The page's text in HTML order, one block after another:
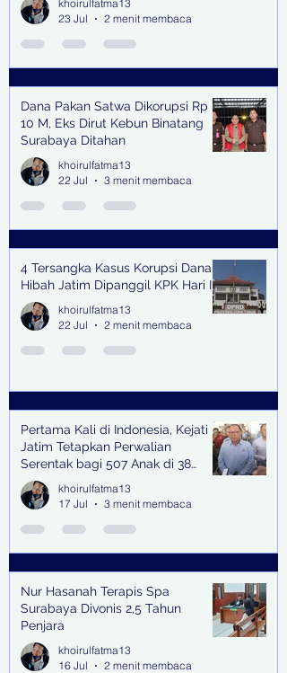
khoirulfatma13
23 Jul
2 menit membaca
Dana Pakan Satwa Dikorupsi Rp
10 M, Eks Dirut Kebun Binatang
Surabaya Ditahan
khoirulfatma13
22 Jul
3 menit membaca
4 Tersangka Kasus Korupsi Dana
Hibah Jatim Dipanggil KPK Hari Ini
khoirulfatma13
22 Jul
2 menit membaca
Pertama Kali di Indonesia, Kejati
Jatim Tetapkan Perwalian
Serentak bagi 507 Anak di 38
Kabupaten & Kota
khoirulfatma13
17 Jul
3 menit membaca
Nur Hasanah Terapis Spa
Surabaya Divonis 2,5 Tahun
Penjara
khoirulfatma13
16 Jul
2 menit membaca